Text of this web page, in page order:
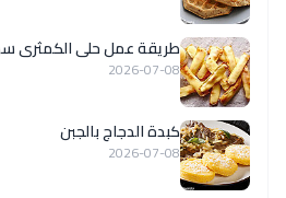
طريقة عمل حلى الكمثرى
2026-07-08
كبدة الدجاج بالجبن
2026-07-08